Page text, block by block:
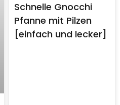
Schnelle Gnocchi
Pfanne mit Pilzen
[einfach und lecker]